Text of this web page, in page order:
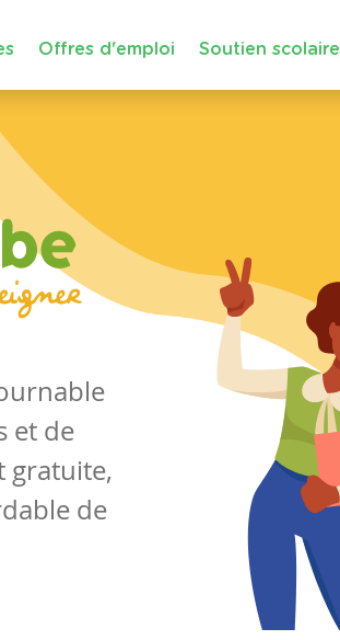
Offres d'emploi Soutien scolaire
et de
gratuite,
de